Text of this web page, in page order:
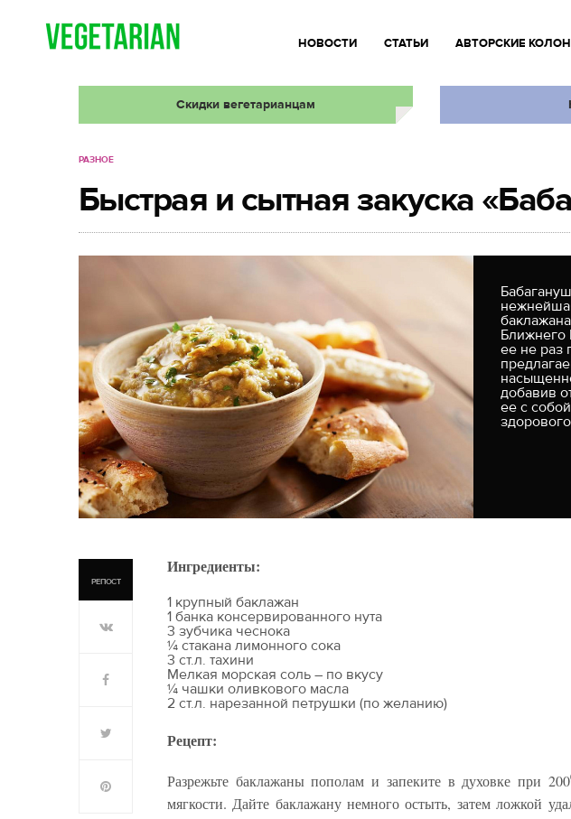
НОВОСТИ СТАТЬИ АВТОРСКИЕ
Скидки вегетарианцам
РАЗНОЕ
Быстрая и сытная закуска
Ближнего
ее не раз
добавив
ее с
РЕПОСТ
Ингредиенты:
1 крупный баклажан
1 банка консервированного нута
3 зубчика чеснока
¼ стакана лимонного сока
3 ст.л. тахини
Мелкая морская соль – по вкусу
¼ чашки оливкового масла
2 ст.л. нарезанной петрушки (по желанию)
Рецепт:
Разрежьте баклажаны пополам и запеките в духовке при
мягкости. Дайте баклажану немного остыть, затем ложкой